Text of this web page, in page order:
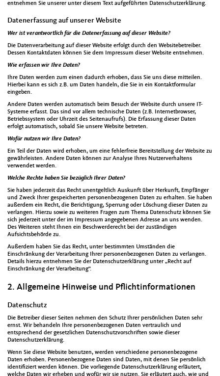
entnehmen Sie unserer unter diesem Text aufgeführten Datenschutzerklärung.
Datenerfassung auf unserer Website
Wer ist verantwortlich für die Datenerfassung auf dieser Website?
Die Datenverarbeitung auf dieser Website erfolgt durch den Websitebetreiber.
Dessen Kontaktdaten können Sie dem Impressum dieser Website entnehmen.
Wie erfassen wir Ihre Daten?
Ihre Daten werden zum einen dadurch erhoben, dass Sie uns diese mitteilen.
Hierbei kann es sich z.B. um Daten handeln, die Sie in ein Kontaktformular
eingeben.
Andere Daten werden automatisch beim Besuch der Website durch unsere IT-
Systeme erfasst. Das sind vor allem technische Daten (z.B. Internetbrowser,
Betriebssystem oder Uhrzeit des Seitenaufrufs). Die Erfassung dieser Daten
erfolgt automatisch, sobald Sie unsere Website betreten.
Wofür nutzen wir Ihre Daten?
Ein Teil der Daten wird erhoben, um eine fehlerfreie Bereitstellung der Website zu
gewährleisten. Andere Daten können zur Analyse Ihres Nutzerverhaltens
verwendet werden.
Welche Rechte haben Sie bezüglich Ihrer Daten?
Sie haben jederzeit das Recht unentgeltlich Auskunft über Herkunft, Empfänger
und Zweck Ihrer gespeicherten personenbezogenen Daten zu erhalten. Sie haben
außerdem ein Recht, die Berichtigung, Sperrung oder Löschung dieser Daten zu
verlangen. Hierzu sowie zu weiteren Fragen zum Thema Datenschutz können Sie
sich jederzeit unter der im Impressum angegebenen Adresse an uns wenden.
Des Weiteren steht Ihnen ein Beschwerderecht bei der zuständigen
Aufsichtsbehörde zu.
Außerdem haben Sie das Recht, unter bestimmten Umständen die
Einschränkung der Verarbeitung Ihrer personenbezogenen Daten zu verlangen.
Details hierzu entnehmen Sie der Datenschutzerklärung unter „Recht auf
Einschränkung der Verarbeitung“.
2. Allgemeine Hinweise und Pflichtinformationen
Datenschutz
Die Betreiber dieser Seiten nehmen den Schutz Ihrer persönlichen Daten sehr
ernst. Wir behandeln Ihre personenbezogenen Daten vertraulich und
entsprechend der gesetzlichen Datenschutzvorschriften sowie dieser
Datenschutzerklärung.
Wenn Sie diese Website benutzen, werden verschiedene personenbezogene
Daten erhoben. Personenbezogene Daten sind Daten, mit denen Sie persönlich
identifiziert werden können. Die vorliegende Datenschutzerklärung erläutert,
welche Daten wir erheben und wofür wir sie nutzen. Sie erläutert auch, wie und